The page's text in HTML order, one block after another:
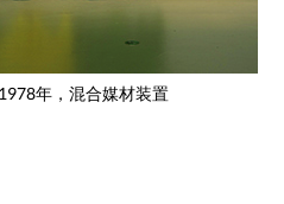
年，混合媒材装置